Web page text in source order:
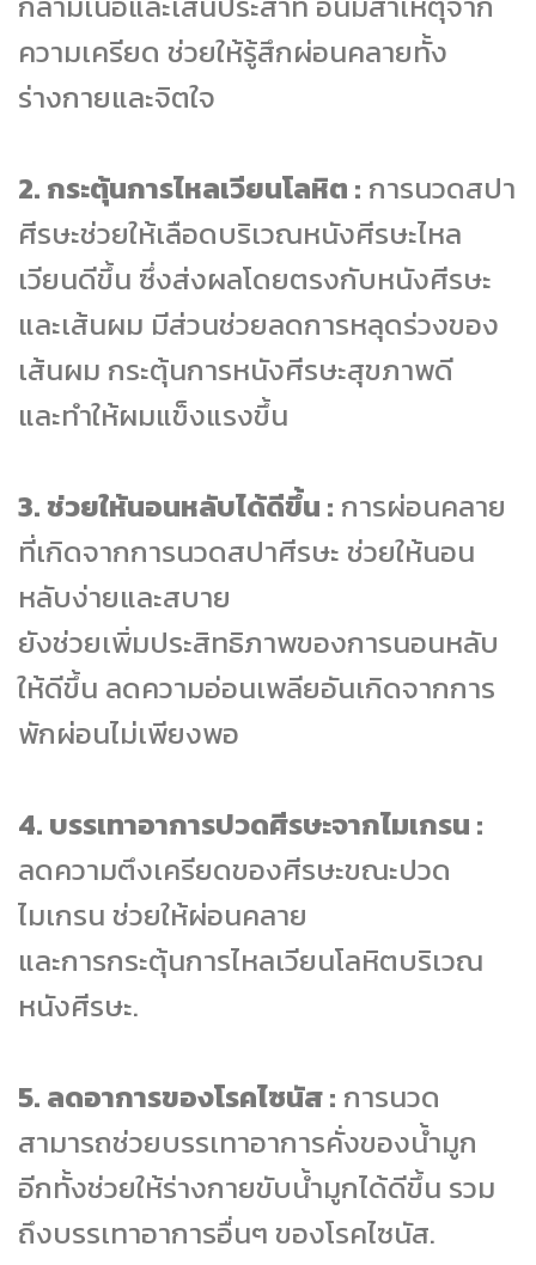
ความเครียด ช่วยให้รู้สึกผ่อนคลายทั้ง
ร่างกายและจิตใจ
2. กระตุ้นการไหลเวียนโลหิต : การนวดสปา
ศีรษะช่วยให้เลือดบริเวณหนังศีรษะไหล
เวียนดีขึ้น ซึ่งส่งผลโดยตรงกับหนังศีรษะ
และเส้นผม มีส่วนช่วยลดการหลุดร่วงของ
เส้นผม กระตุ้นการหนังศีรษะสุขภาพดี
และทำให้ผมแข็งแรงขึ้น
3. ช่วยให้นอนหลับได้ดีขึ้น : การผ่อนคลาย
ที่เกิดจากการนวดสปาศีรษะ ช่วยให้นอน
หลับง่ายและสบาย
ยังช่วยเพิ่มประสิทธิภาพของการนอนหลับ
ให้ดีขึ้น ลดความอ่อนเพลียอันเกิดจากการ
พักผ่อนไม่เพียงพอ
4. บรรเทาอาการปวดศีรษะจากไมเกรน :
ลดความตึงเครียดของศีรษะขณะปวด
ไมเกรน ช่วยให้ผ่อนคลาย
และการกระตุ้นการไหลเวียนโลหิตบริเวณ
หนังศีรษะ.
5. ลดอาการของโรคไซนัส : การนวด
สามารถช่วยบรรเทาอาการคั่งของน้ำมูก
อีกทั้งช่วยให้ร่างกายขับน้ำมูกได้ดีขึ้น รวม
ถึงบรรเทาอาการอื่นๆ ของโรคไซนัส.